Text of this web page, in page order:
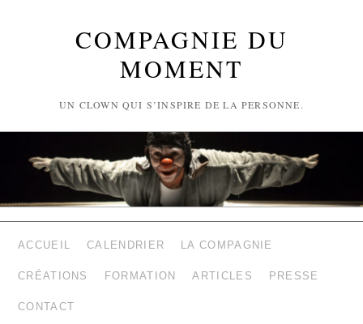
COMPAGNIE DU
MOMENT
UN CLOWN QUI S’INSPIRE DE LA PERSONNE.
ACCUEIL CALENDRIER LA COMPAGNIE
CRÉATIONS FORMATION ARTICLES PRESSE
CONTACT